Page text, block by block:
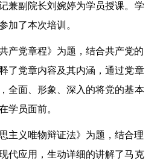
兼副院长刘婉婷为学员授课。学
加了本次培训。
产党章程》为题，结合共产党的
了党章内容及其内涵，通过党章
全面、形象、深入的将党的基本
学员面前。
主义唯物辩证法》为题，结合理
代应用，生动详细的讲解了马克